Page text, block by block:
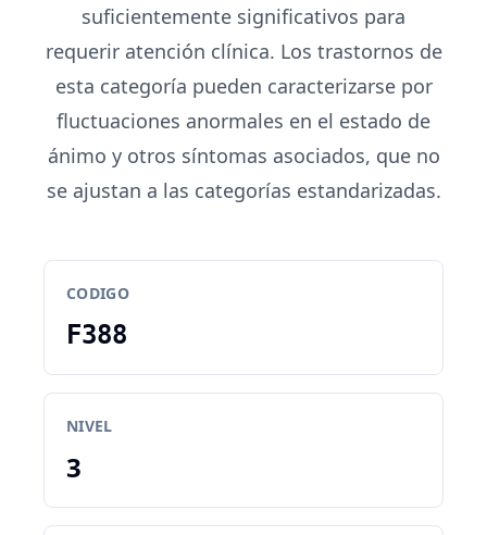
suficientemente significativos para
requerir atención clínica. Los trastornos de
esta categoría pueden caracterizarse por
fluctuaciones anormales en el estado de
ánimo y otros síntomas asociados, que no
se ajustan a las categorías estandarizadas.
CODIGO
F388
NIVEL
3